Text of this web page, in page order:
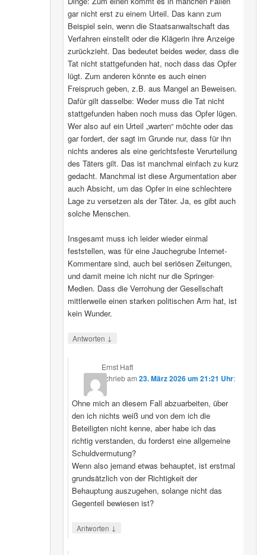
gar nicht erst zu einem Urteil. Das kann zum
Beispiel sein, wenn die Staatsanwaltschaft das
Verfahren einstellt oder die Klägerin ihre Anzeige
zurückzieht. Das bedeutet beides weder, dass die
Tat nicht stattgefunden hat, noch dass das Opfer
lügt. Zum anderen könnte es auch einen
Freispruch geben, z.B. aus Mangel an Beweisen.
Dafür gilt dasselbe: Weder muss die Tat nicht
stattgefunden haben noch muss das Opfer lügen.
Wer also auf ein Urteil „warten“ möchte oder das
gar fordert, der sagt im Grunde nur, dass für ihn
nichts anderes als eine gerichtsfeste Verurteilung
des Täters gilt. Das ist manchmal einfach zu kurz
gedacht. Manchmal ist diese Argumentation aber
auch Absicht, um das Opfer in eine schlechtere
Lage zu versetzen als der Täter. Ja, es gibt auch
solche Menschen.
Insgesamt muss ich leider wieder einmal
feststellen, was für eine Jauchegrube Internet-
Kommentare sind, auch bei seriösen Zeitungen,
und damit meine ich nicht nur die Springer-
Medien. Dass die Verrohung der Gesellschaft
mittlerweile einen starken politischen Arm hat, ist
kein Wunder.
Antworten ↓
Ernst Haft
schriebam23. März 2026 um 21:21 Uhr:
Ohne mich an diesem Fall abzuarbeiten, über
den ich nichts weiß und von dem ich die
Beteiligten nicht kenne, aber habe ich das
richtig verstanden, du forderst eine allgemeine
Schuldvermutung?
Wenn also jemand etwas behauptet, ist erstmal
grundsätzlich von der Richtigkeit der
Behauptung auszugehen, solange nicht das
Gegenteil bewiesen ist?
Antworten ↓